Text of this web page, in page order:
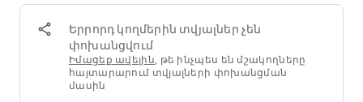
համար նախատեսված համապարփակ առևտրային
ուսումնական նյութեր, և դուք կարող եք անմիջապես
մարզվել մինչև $10,000 վիրտուալ միջոցներով
ցուցադրական հաշվի միջոցով:
Ֆորեքսի ազդանշաններ
Երրորդ կողմերին տվյալներ չեն
փոխանցվում
Իմացեք ավելին, թե ինչպես են մշակողները
հայտարարում տվյալների փոխանցման
մասին